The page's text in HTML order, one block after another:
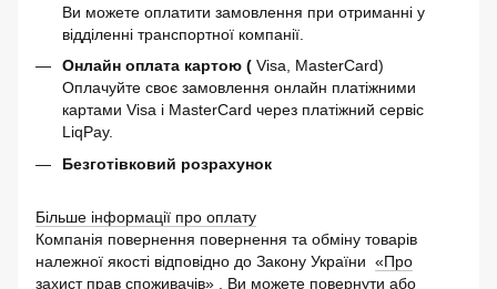
Ви можете оплатити замовлення при отриманні у
відділенні транспортної компанії.
Онлайн оплата картою ( Visa, MasterCard)
Оплачуйте своє замовлення онлайн платіжними
картами Visa і MasterCard через платіжний сервіс
LiqPay.
Безготівковий розрахунок
Більше інформації про оплату
Компанія повернення повернення та обміну товарів
належної якості відповідно до Закону України «Про
захист прав споживачів» . Ви можете повернути або